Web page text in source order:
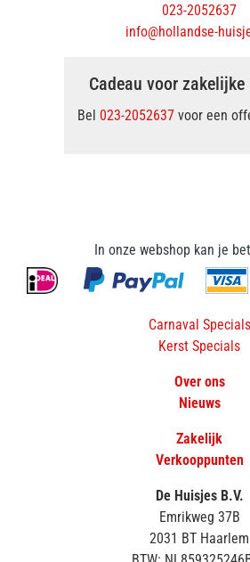
023-2052637
info@hollandse-
Cadeau voor zakelijke
Bel 023-2052637 voor een
In onze webshop kan je
Carnaval Specials
Kerst Specials
Over ons
Nieuws
Zakelijk
Verkooppunten
De Huisjes B.V.
Emrikweg 37B
2031 BT Haarlem